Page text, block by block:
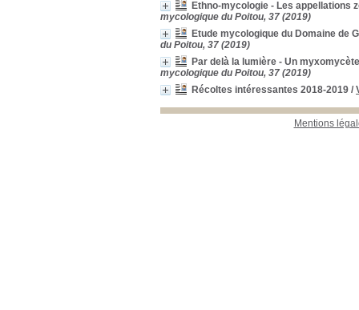
Ethno-mycologie - Les appellations
mycologique du Poitou, 37 (2019)
Etude mycologique du Domaine de
du Poitou, 37 (2019)
Par delà la lumière - Un
mycologique du Poitou, 37 (2019)
Récoltes intéressantes 2018-2019 /
Mentions